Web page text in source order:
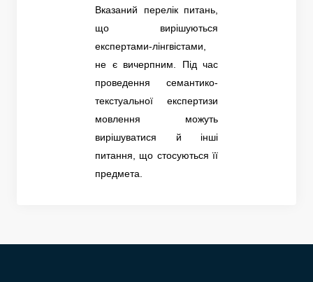
Вказаний перелік питань,
що вирішуються
експертами-лінгвістами,
не є вичерпним. Під час
проведення семантико-
текстуальної експертизи
мовлення можуть
вирішуватися й інші
питання, що стосуються її
предмета.